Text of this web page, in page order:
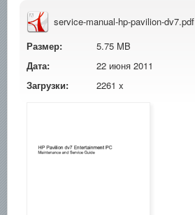
service-manual-hp-pavilion-dv7.pdf
Размер:
5.75 MB
Дата:
22 июня 2011
Загрузки:
2261 x